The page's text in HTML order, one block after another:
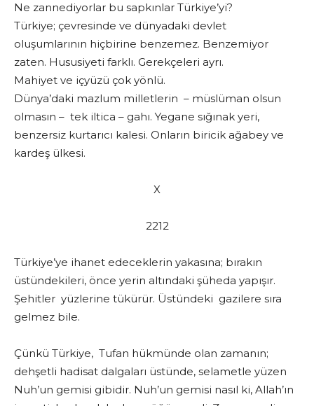
Ne zannediyorlar bu sapkınlar Türkiye’yi?
Türkiye; çevresinde ve dünyadaki devlet
oluşumlarının hiçbirine benzemez. Benzemiyor
zaten. Hususiyeti farklı. Gerekçeleri ayrı.
Mahiyet ve içyüzü çok yönlü.
Dünya’daki mazlum milletlerin – müslüman olsun
olmasın – tek iltica – gahı. Yegane sığınak yeri,
benzersiz kurtarıcı kalesi. Onların biricik ağabey ve
kardeş ülkesi.
X
2212
Türkiye’ye ihanet edeceklerin yakasına; bırakın
üstündekileri, önce yerin altındaki şüheda yapışır.
Şehitler yüzlerine tükürür. Üstündeki gazilere sıra
gelmez bile.
Çünkü Türkiye, Tufan hükmünde olan zamanın;
dehşetli hadisat dalgaları üstünde, selametle yüzen
Nuh’un gemisi gibidir. Nuh’un gemisi nasıl ki, Allah’ın